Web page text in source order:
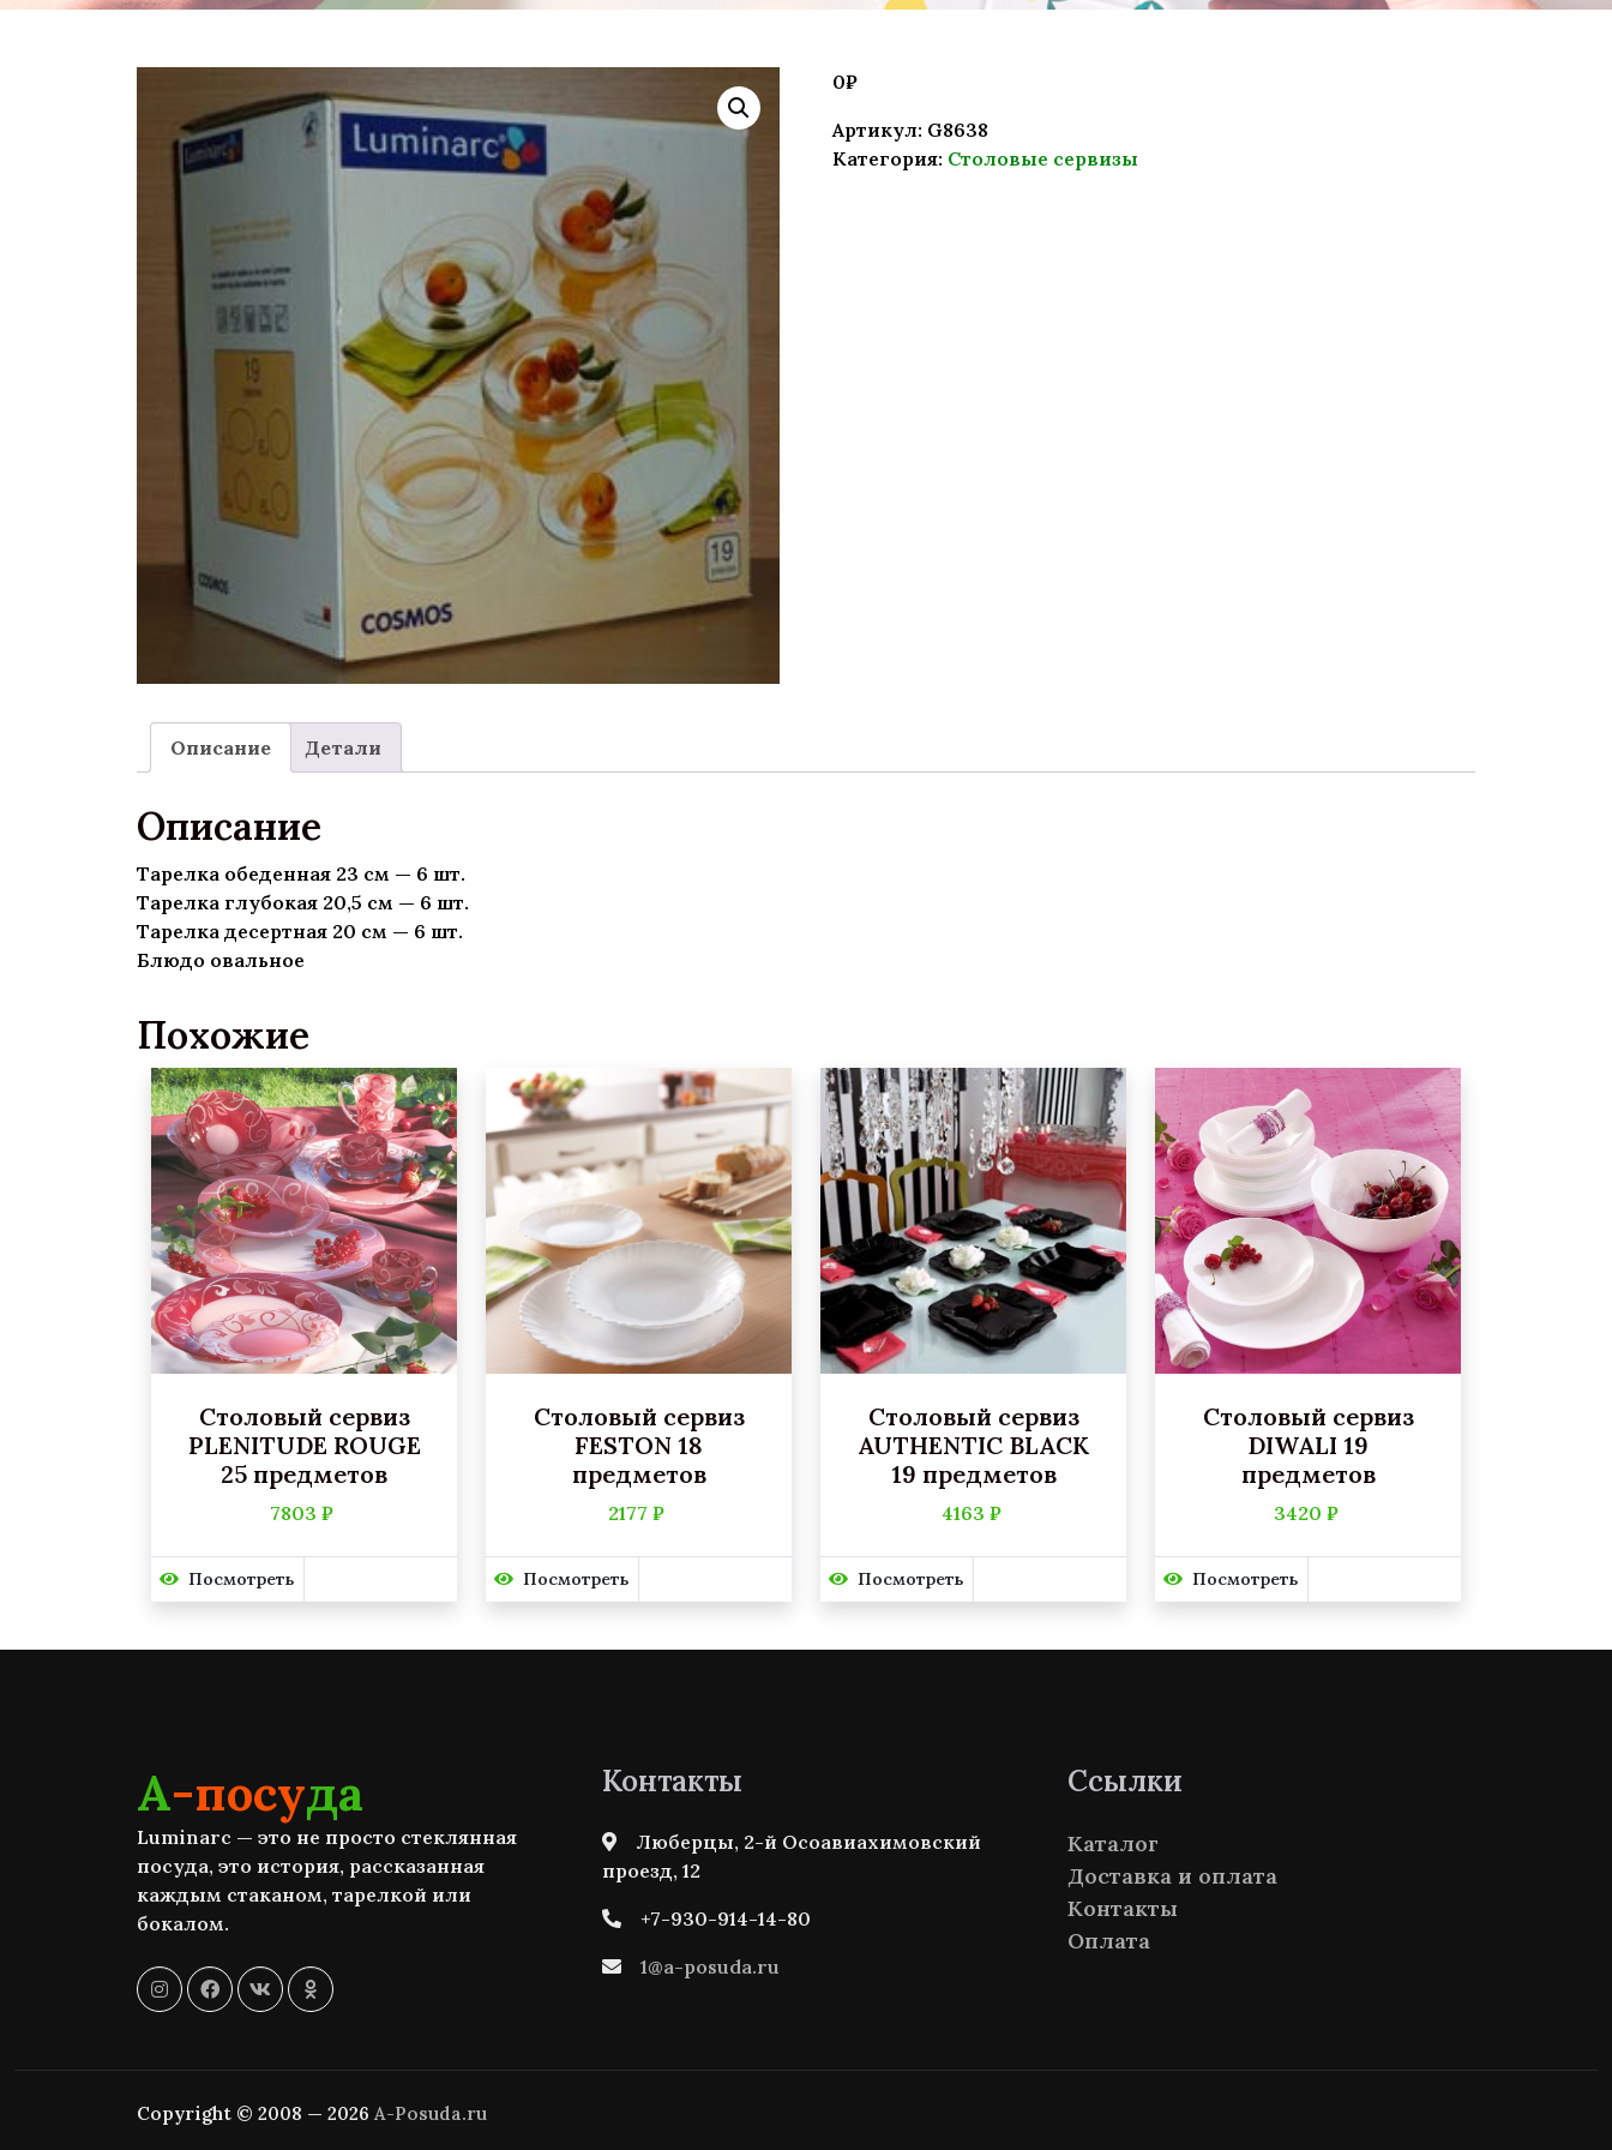
0₽
Артикул: G8638
Категория: Столовые сервизы
Описание Детали
Описание
Тарелка обеденная 23 см — 6 шт.
Тарелка глубокая 20,5 см — 6 шт.
Тарелка десертная 20 см — 6 шт.
Блюдо овальное
Похожие
Столовый сервиз
PLENITUDE ROUGE
25 предметов
7803 ₽
Посмотреть
Столовый сервиз
FESTON 18
предметов
2177 ₽
Посмотреть
Столовый сервиз
AUTHENTIC BLACK
19 предметов
4163 ₽
Посмотреть
Столовый сервиз
DIWALI 19
предметов
3420 ₽
Посмотреть
А-посуда
Luminarc — это не просто стеклянная
посуда, это история, рассказанная
каждым стаканом, тарелкой или
бокалом.
Контакты
Люберцы, 2-й Осоавиахимовский
проезд, 12
+7-930-914-14-80
1@a-posuda.ru
Ссылки
Каталог
Доставка и оплата
Контакты
Оплата
Copyright © 2008 — 2026 A-Posuda.ru